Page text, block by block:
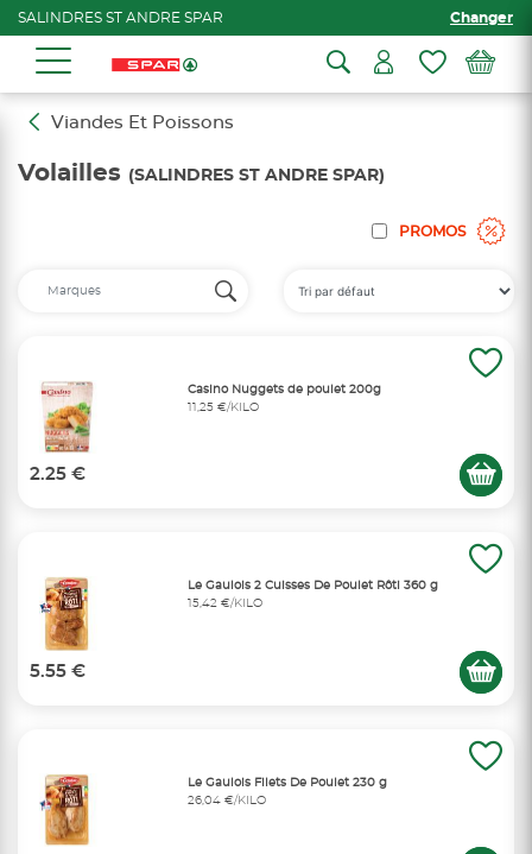
SALINDRES ST ANDRE SPAR Changer
Viandes Et Poissons
Volailles (SALINDRES ST ANDRE SPAR)
PROMOS
Casino Nuggets de poulet 200g
11,25 €/KILO
2.25 €
Le Gaulois 2 Cuisses De Poulet Rôti 360 g
15,42 €/KILO
5.55 €
Le Gaulois Filets De Poulet 230 g
26,04 €/KILO